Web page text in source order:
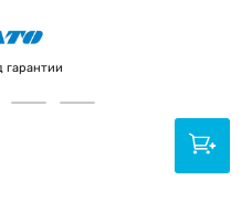
гарантии